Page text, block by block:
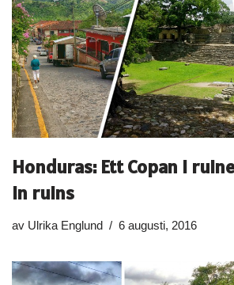
Honduras: Ett Copan i
in ruins
av Ulrika Englund 6 augusti, 2016